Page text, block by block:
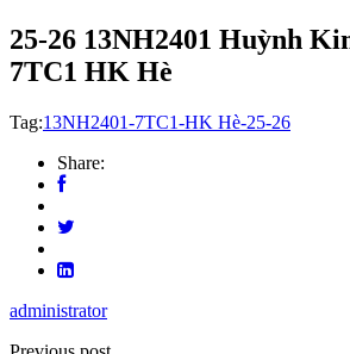
25-26 13NH2401 Huỳnh
7TC1 HK Hè
Tag:13NH2401-7TC1-HK Hè-25-26
Share:
administrator